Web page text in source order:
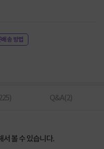
송 방법
) Q&A(2)
서 볼 수 있습니다.